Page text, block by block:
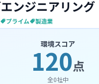
ンジニアリング
プライム 製造業
環境スコア
120点
全0社中